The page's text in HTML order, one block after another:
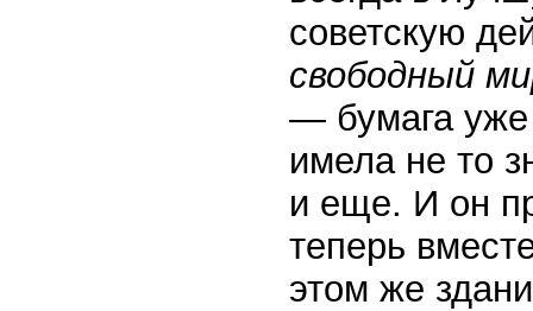
советскую
свободный
— бумага уже
имела не то
и еще. И он
теперь
этом же